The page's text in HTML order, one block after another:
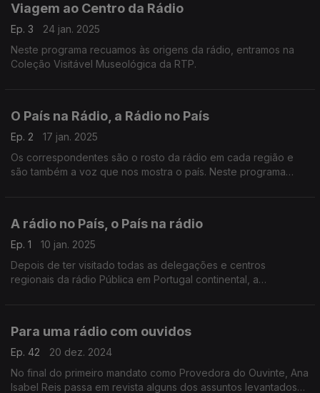
Viagem ao Centro da Rádio
Ep. 3
24 jan. 2025
Neste programa recuamos às origens da rádio, entramos na
Coleção Visitável Museológica da RTP.
O País na Rádio, a Rádio no País
Ep. 2
17 jan. 2025
Os correspondentes são o rosto da rádio em cada região e
são também a voz que nos mostra o país. Neste programa
A rádio no País, o País na rádio
Ep. 1
10 jan. 2025
Depois de ter visitado todas as delegações e centros
regionais da rádio Pública em Portugal continental, a
Para uma rádio com ouvidos
Ep. 42
20 dez. 2024
No final do primeiro mandato como Provedora do Ouvinte, Ana
Isabel Reis passa em revista alguns dos assuntos levantados